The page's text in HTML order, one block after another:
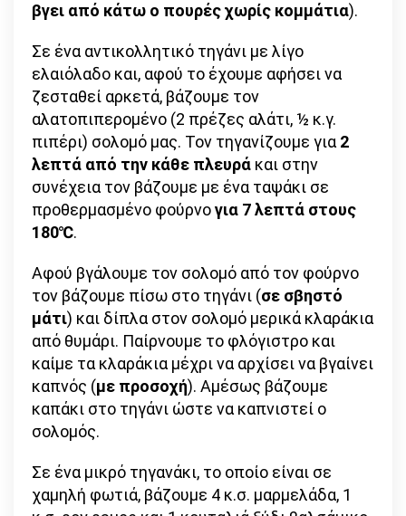
βγει από κάτω ο πουρές χωρίς κομμάτια).
Σε ένα αντικολλητικό τηγάνι με λίγο
ελαιόλαδο και, αφού το έχουμε αφήσει να
ζεσταθεί αρκετά, βάζουμε τον
αλατοπιπερομένο (2 πρέζες αλάτι, ½ κ.γ.
πιπέρι) σολομό μας. Τον τηγανίζουμε για2
λεπτά από την κάθε πλευρά και στην
συνέχεια τον βάζουμε με ένα ταψάκι σε
προθερμασμένο φούρνογια 7 λεπτά στους
180℃.
Αφού βγάλουμε τον σολομό από τον φούρνο
τον βάζουμε πίσω στο τηγάνι (σε σβηστό
μάτι) και δίπλα στον σολομό μερικά κλαράκια
από θυμάρι. Παίρνουμε το φλόγιστρο και
καίμε τα κλαράκια μέχρι να αρχίσει να βγαίνει
καπνός (με προσοχή). Αμέσως βάζουμε
καπάκι στο τηγάνι ώστε να καπνιστεί ο
σολομός.
Σε ένα μικρό τηγανάκι, το οποίο είναι σε
χαμηλή φωτιά, βάζουμε 4 κ.σ. μαρμελάδα, 1